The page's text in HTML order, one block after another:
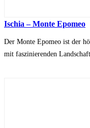
Ischia – Monte Epomeo
Der Monte Epomeo ist der
mit faszinierenden